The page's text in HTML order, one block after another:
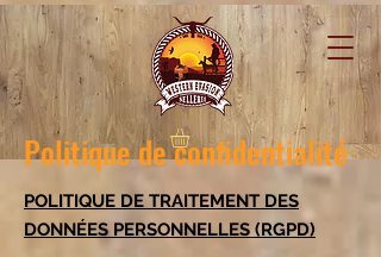
Politique de confidentialité
POLITIQUE DE TRAITEMENT DES
DONNÉES PERSONNELLES (RGPD)